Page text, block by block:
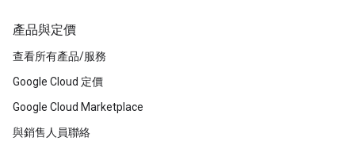
產品與定價
查看所有產品/服務
Google Cloud 定價
Google Cloud Marketplace
與銷售人員聯絡